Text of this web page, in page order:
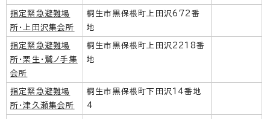
指定緊急避難場
所・上田沢集会所
桐生市黒保根町上田沢672番
地
指定緊急避難場
所・栗生・鷲ノ手集
会所
桐生市黒保根町上田沢2218番
地
指定緊急避難場
所・津久瀬集会所
桐生市黒保根町下田沢14番地
4